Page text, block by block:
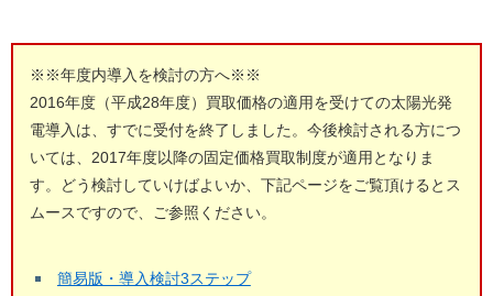
※※年度内導入を検討の方へ※※
2016年度（平成28年度）買取価格の適用を受けての太陽光発
電導入は、すでに受付を終了しました。今後検討される方につ
いては、2017年度以降の固定価格買取制度が適用となりま
す。どう検討していけばよいか、下記ページをご覧頂けるとス
ムースですので、ご参照ください。
簡易版・導入検討3ステップ